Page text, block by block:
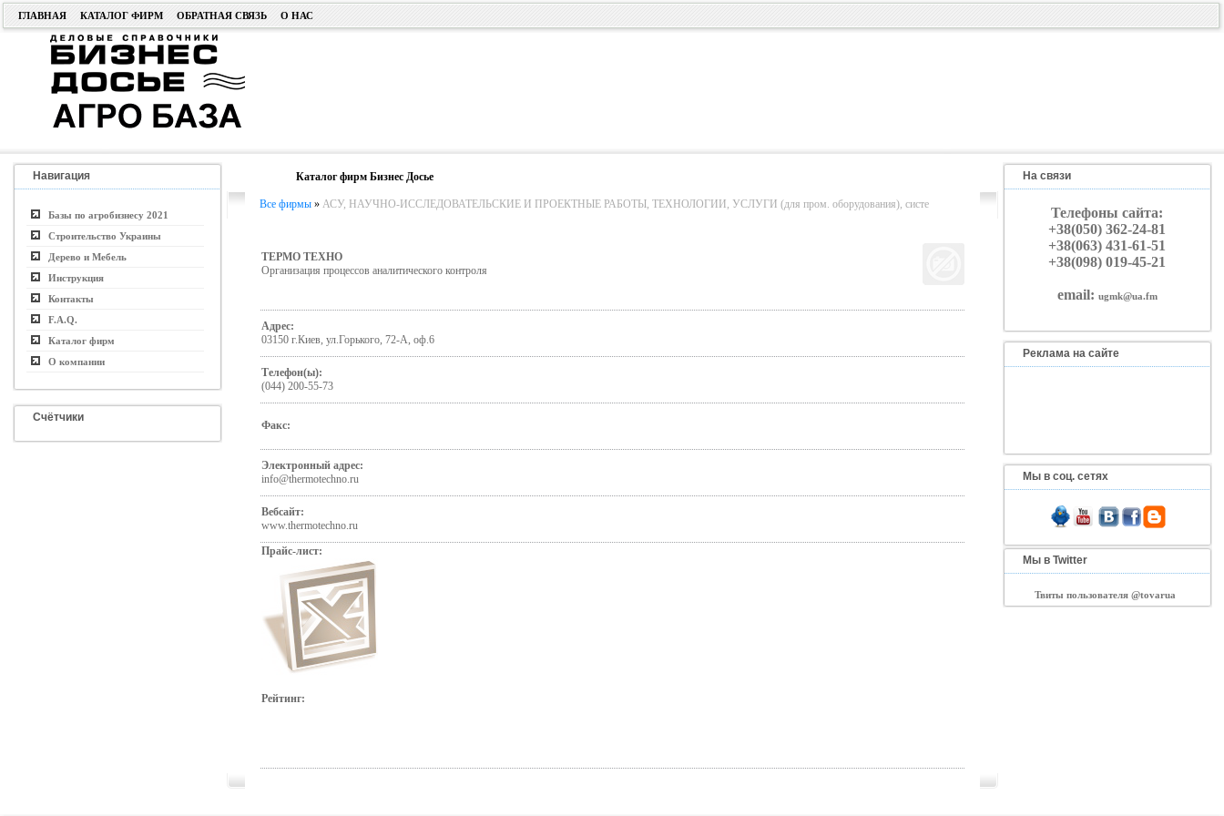
ГЛАВНАЯ КАТАЛОГ ФИРМ ОБРАТНАЯ СВЯЗЬ О НАС
Навигация
Базы по агробизнесу 2021
Строительство Украины
Дерево и Мебель
Инструкция
Контакты
F.A.Q.
Каталог фирм
О компании
Счётчики
Каталог фирм Бизнес Досье
Все фирмы» АСУ, НАУЧНО-ИССЛЕДОВАТЕЛЬСКИЕ И ПРОЕКТНЫЕ РАБОТЫ, ТЕХНОЛОГИИ, УСЛУГИ (для пром. оборудования), систе
ТЕРМО ТЕХНО
Организация процессов аналитического контроля
Адрес:
03150 г.Киев, ул.Горького, 72-А, оф.6
Телефон(ы):
(044) 200-55-73
Факс:
Электронный адрес:
info@thermotechno.ru
Вебсайт:
www.thermotechno.ru
Прайс-лист:
Рейтинг:
На связи
Телефоны сайта:
+38(050) 362-24-81
+38(063) 431-61-51
+38(098) 019-45-21
email: ugmk@ua.fm
Реклама на сайте
Мы в соц. сетях
Мы в Twitter
Твиты пользователя @tovarua